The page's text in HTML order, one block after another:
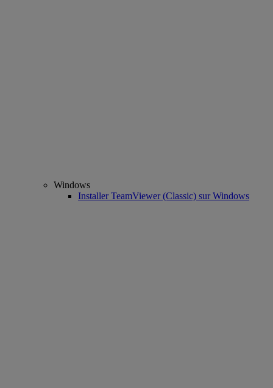
Windows
Installer TeamViewer (Classic) sur Windows